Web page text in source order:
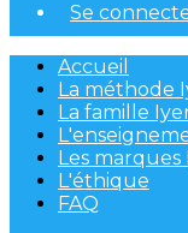
Se
Accueil
La méthode
La famille
Les
L'éthique
FAQ